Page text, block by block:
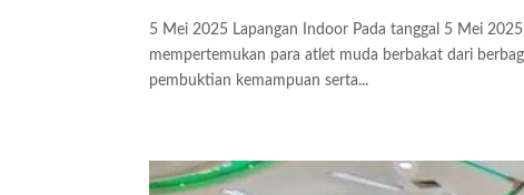
5 Mei 2025 Lapangan Indoor Pada tanggal 5 Mei
mempertemukan para atlet muda berbakat dari
pembuktian kemampuan serta...